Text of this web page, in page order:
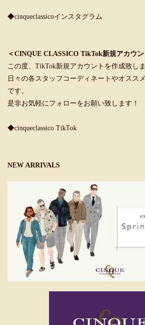
◆cinqueclassicoインスタグラム
＜CINQUE CLASSICO TikTok新規アカウ
この度、TikTok新規アカウントを作成致しま
日々の各スタッフコーディネートやオスス
です。
是非お気軽にフォローをお願い致します！
◆cinqueclassico TikTok
NEW ARRIVALS